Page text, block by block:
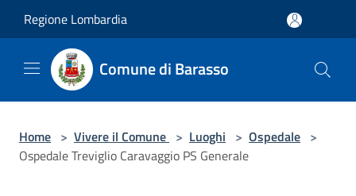
Regione Lombardia
Comune di Barasso
Home > Vivere il Comune > Luoghi > Ospedale >
Ospedale Treviglio Caravaggio PS Generale